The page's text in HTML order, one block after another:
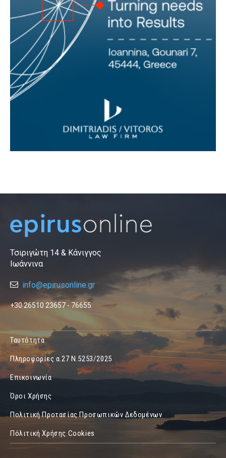
Τσιριγώτη 14 & Κάνιγγος
Ιωάννινα
info@epirusonline.gr
+30 26510 23657 - 76655
Ταυτότητα
Πληροφορίες α.27 Ν.5253/2025
Επικοινωνία
Όροι Χρήσης
Πολιτική Προτασίας Προσωπικών Δεδομένων
Πόλιτική Χρήσης Cookies